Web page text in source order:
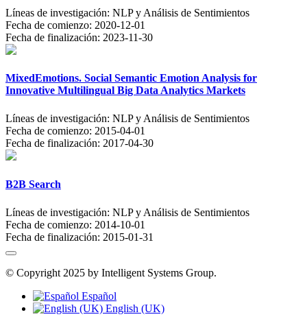
Líneas de investigación: NLP y Análisis de Sentimientos
Fecha de comienzo: 2020-12-01
Fecha de finalización: 2023-11-30
MixedEmotions. Social Semantic Emotion Analysis for
Innovative Multilingual Big Data Analytics Markets
Líneas de investigación: NLP y Análisis de Sentimientos
Fecha de comienzo: 2015-04-01
Fecha de finalización: 2017-04-30
B2B Search
Líneas de investigación: NLP y Análisis de Sentimientos
Fecha de comienzo: 2014-10-01
Fecha de finalización: 2015-01-31
© Copyright 2025 by Intelligent Systems Group.
Español
English (UK)